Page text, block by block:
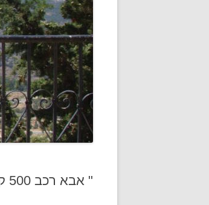
" אבא רכב 500 קילומטרים על אופניים בשבת והציל את חיינו"